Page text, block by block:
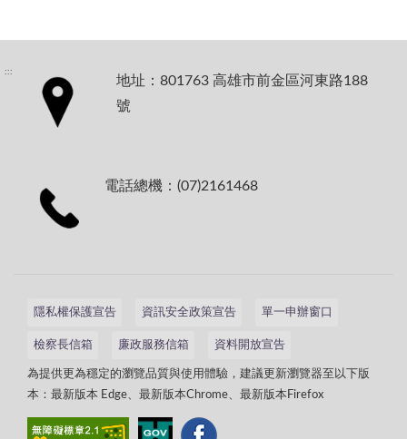
:::
地址：801763 高雄市前金區河東路188
號
電話總機：(07)2161468
隱私權保護宣告 資訊安全政策宣告 單一申辦窗口
檢察長信箱 廉政服務信箱 資料開放宣告
為提供更為穩定的瀏覽品質與使用體驗，建議更新瀏覽器至以下版
本：最新版本 Edge、最新版本Chrome、最新版本Firefox